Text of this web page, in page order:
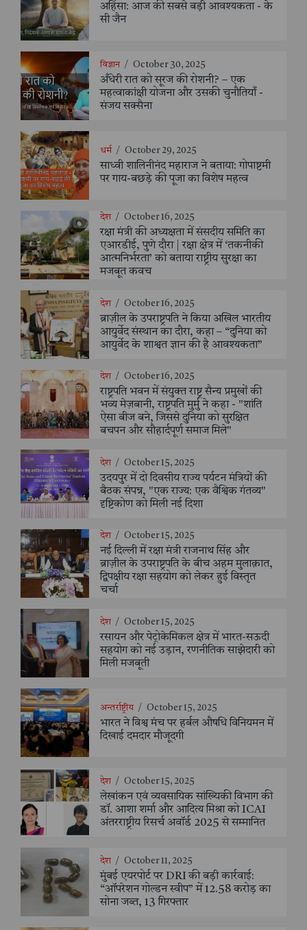
अहिंसा: आज की सबसे बड़ी आवश्यकता - के
सी जैन
विज्ञान / October 30, 2025
अँधेरी रात को सूरज की रोशनी? – एक
महत्वाकांक्षी योजना और उसकी चुनौतियाँ -
संजय सक्सैना
धर्म / October 29, 2025
साध्वी शालिनीनंद महाराज ने बताया: गोपाष्टमी
पर गाय-बछड़े की पूजा का विशेष महत्व
देश / October 16, 2025
रक्षा मंत्री की अध्यक्षता में संसदीय समिति का
एआरडीई, पुणे दौरा | रक्षा क्षेत्र में ‘तकनीकी
आत्मनिर्भरता’ को बताया राष्ट्रीय सुरक्षा का
मजबूत कवच
देश / October 16, 2025
ब्राज़ील के उपराष्ट्रपति ने किया अखिल भारतीय
आयुर्वेद संस्थान का दौरा, कहा – “दुनिया को
आयुर्वेद के शाश्वत ज्ञान की है आवश्यकता”
देश / October 16, 2025
राष्ट्रपति भवन में संयुक्त राष्ट्र सैन्य प्रमुखों की
भव्य मेज़बानी, राष्ट्रपति मुर्मु ने कहा - "शांति
ऐसा बीज बने, जिससे दुनिया को सुरक्षित
बचपन और सौहार्दपूर्ण समाज मिले"
देश / October 15, 2025
उदयपुर में दो दिवसीय राज्य पर्यटन मंत्रियों की
बैठक संपन्न, "एक राज्य: एक वैश्विक गंतव्य"
दृष्टिकोण को मिली नई दिशा
देश / October 15, 2025
नई दिल्ली में रक्षा मंत्री राजनाथ सिंह और
ब्राज़ील के उपराष्ट्रपति के बीच अहम मुलाक़ात,
द्विपक्षीय रक्षा सहयोग को लेकर हुई विस्तृत
चर्चा
देश / October 15, 2025
रसायन और पेट्रोकेमिकल क्षेत्र में भारत-सऊदी
सहयोग को नई उड़ान, रणनीतिक साझेदारी को
मिली मजबूती
अन्तर्राष्ट्रीय / October 15, 2025
भारत ने विश्व मंच पर हर्बल औषधि विनियमन में
दिखाई दमदार मौजूदगी
देश / October 15, 2025
लेखांकन एवं व्यवसायिक सांख्यिकी विभाग की
डॉ. आशा शर्मा और आदित्य मिश्रा को ICAI
अंतरराष्ट्रीय रिसर्च अवॉर्ड 2025 से सम्मानित
देश / October 11, 2025
मुंबई एयरपोर्ट पर DRI की बड़ी कार्रवाई:
“ऑपरेशन गोल्डन स्वीप” में 12.58 करोड़ का
सोना जब्त, 13 गिरफ्तार